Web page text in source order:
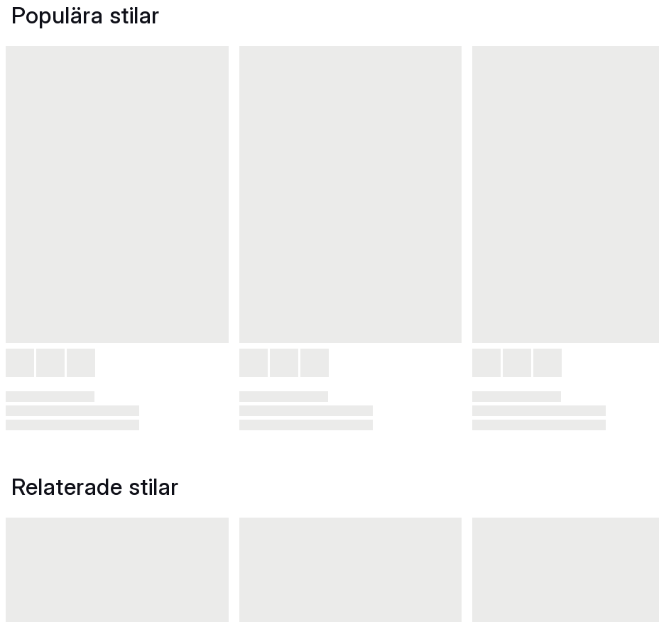
Populära stilar
Relaterade stilar